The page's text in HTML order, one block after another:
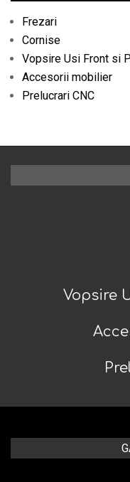
Frezari
Cornise
Vopsire Usi Front si
Accesorii mobilier
Prelucrari CNC
Vopsire